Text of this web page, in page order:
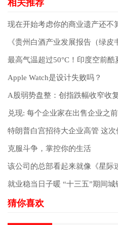
现在开始考虑你的商业遗产还不
《贵州白酒产业发展报告（绿皮
最高气温超过50°C！印度空前酷
Apple Watch是设计失败吗？
A股弱势盘整：创指跌幅收窄收
兑现: 每个企业家在出售企业之
特朗普白宫招待大企业高管 这次
克服斗争，掌控你的生活
该公司的总部看起来就像《星际
就业稳当日子暖 “十三五”期间